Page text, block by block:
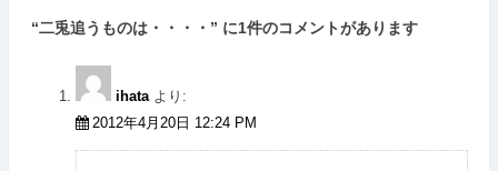
ビ
“二兎追うものは・・・・ ” に1件のコメントがあります
ihata より:
2012年4月20日 12:24 PM